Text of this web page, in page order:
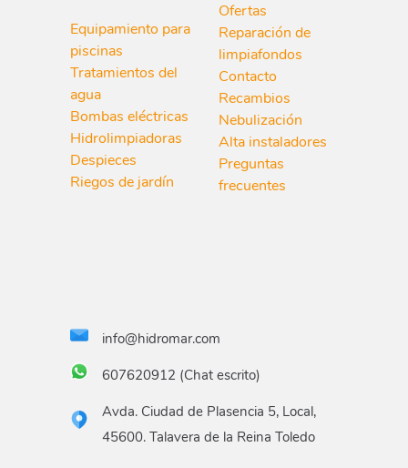
Equipamiento para
piscinas
Tratamientos del
agua
Bombas eléctricas
Hidrolimpiadoras
Despieces
Riegos de jardín
Ofertas
Reparación de
limpiafondos
Contacto
Recambios
Nebulización
Alta instaladores
Preguntas
frecuentes
info@hidromar.com
607620912 (Chat escrito)
Avda. Ciudad de Plasencia 5, Local,
45600. Talavera de la Reina Toledo